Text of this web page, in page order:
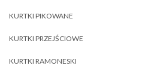
KURTKI PIKOWANE
KURTKI PRZEJŚCIOWE
KURTKI RAMONESKI